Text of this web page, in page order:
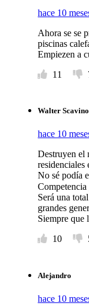
hace 10
Ahora se se
piscinas
Empiezen a
11
Walter Scavino
hace 10
Destruyen el
residenciales
No sé podía
Competencia
Será una
grandes
Siempre que
10
Alejandro
hace 10